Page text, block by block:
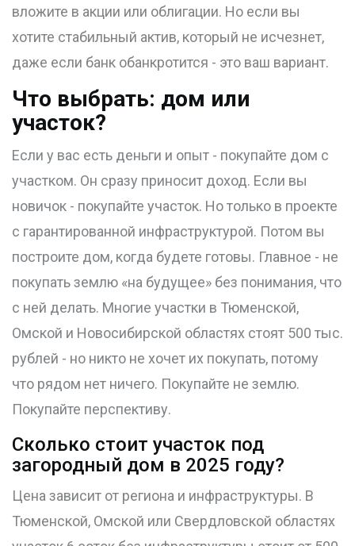
вложите в акции или облигации. Но если вы
хотите стабильный актив, который не исчезнет,
даже если банк обанкротится - это ваш вариант.
Что выбрать: дом или
участок?
Если у вас есть деньги и опыт - покупайте дом с
участком. Он сразу приносит доход. Если вы
новичок - покупайте участок. Но только в проекте
с гарантированной инфраструктурой. Потом вы
построите дом, когда будете готовы. Главное - не
покупать землю «на будущее» без понимания, что
с ней делать. Многие участки в Тюменской,
Омской и Новосибирской областях стоят 500 тыс.
рублей - но никто не хочет их покупать, потому
что рядом нет ничего. Покупайте не землю.
Покупайте перспективу.
Сколько стоит участок под
загородный дом в 2025 году?
Цена зависит от региона и инфраструктуры. В
Тюменской, Омской или Свердловской областях